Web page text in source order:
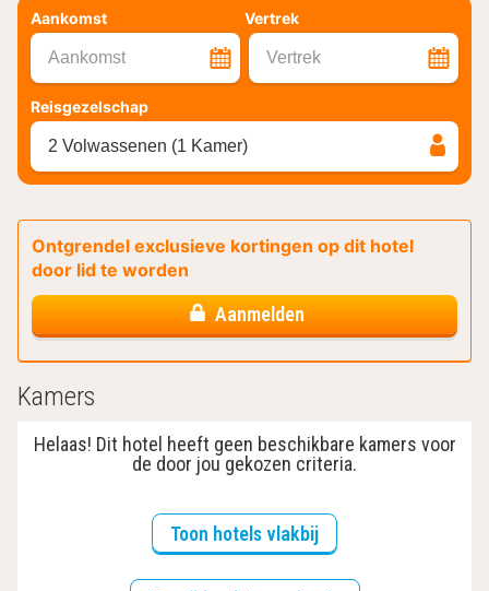
Aankomst Vertrek
Aankomst Vertrek
Reisgezelschap
2 Volwassenen (1 Kamer)
Ontgrendel exclusieve kortingen op dit hotel
door lid te worden
Aanmelden
Kamers
Helaas! Dit hotel heeft geen beschikbare kamers voor
de door jou gekozen criteria.
Toon hotels vlakbij